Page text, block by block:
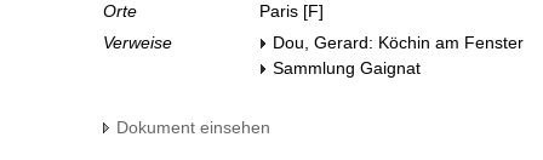
Orte
Paris [F]
Verweise
Dou, Gerard: Köchin am Fenster
Sammlung Gaignat
Dokument einsehen